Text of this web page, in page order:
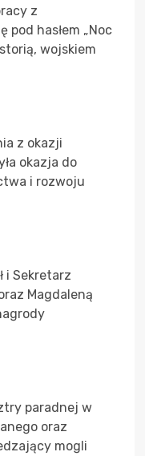
z
pod hasłem „Noc
wojskiem
z okazji
okazja do
i rozwoju
i Sekretarz
Magdaleną
paradnej w
oraz
mogli